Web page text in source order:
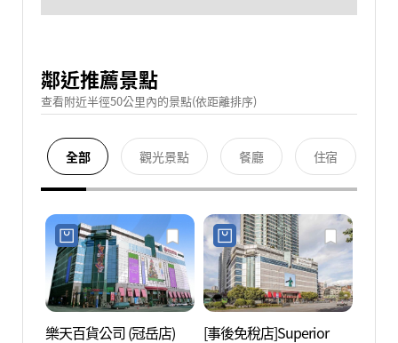
鄰近推薦景點
查看附近半徑50公里內的景點(依距離排序)
全部 觀光景點 餐廳 住宿
樂天百貨公司 (冠岳店)
[事後免稅店]Superior